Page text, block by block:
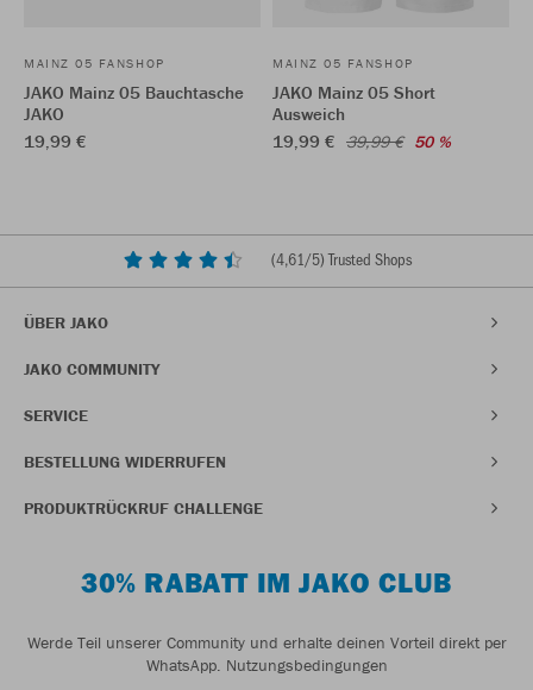
MAINZ 05 FANSHOP
JAKO Mainz 05 Bauchtasche
JAKO
19,99 €
MAINZ 05 FANSHOP
JAKO Mainz 05 Short
Ausweich
19,99 € 39,99 € 50 %
(4,61/5) Trusted Shops
ÜBER JAKO
JAKO COMMUNITY
SERVICE
BESTELLUNG WIDERRUFEN
PRODUKTRÜCKRUF CHALLENGE
30% RABATT IM JAKO CLUB
Werde Teil unserer Community und erhalte deinen Vorteil direkt per
WhatsApp. Nutzungsbedingungen